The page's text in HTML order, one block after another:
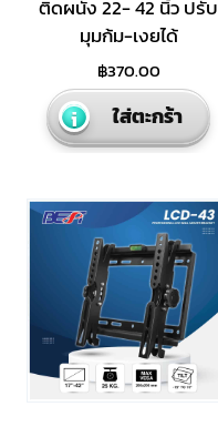
ติดผนัง 22- 42 นิ้ว ปรับ
มุมก้ม-เงยได้
฿370.00
ใส่ตะกร้า